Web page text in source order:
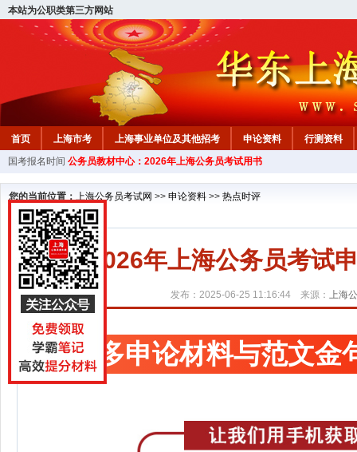
本站为公职类第三方网站
首页 上海市考 上海事业单位及其他招考 申论资料
行测资料
国考报名时间 公务员教材中心：2026年上海公务员考试用书
您的当前位置： 上海公务员考试网 >> 申论资料 >> 热点时评
2026年上海公务员考试
发布：2025-06-25 11:16:44 来源： 上海
更多申论材料与范文金